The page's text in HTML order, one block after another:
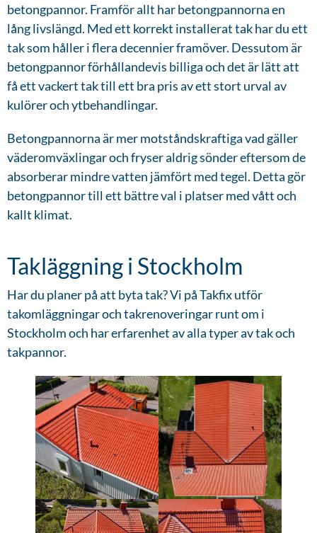
betongpannor. Framför allt har betongpannorna en
lång livslängd. Med ett korrekt installerat tak har du ett
tak som håller i flera decennier framöver. Dessutom är
betongpannor förhållandevis billiga och det är lätt att
få ett vackert tak till ett bra pris av ett stort urval av
kulörer och ytbehandlingar.
Betongpannorna är mer motståndskraftiga vad gäller
väderomväxlingar och fryser aldrig sönder eftersom de
absorberar mindre vatten jämfört med tegel. Detta gör
betongpannor till ett bättre val i platser med vått och
kallt klimat.
Takläggning i Stockholm
Har du planer på att byta tak? Vi på Takfix utför
takomläggningar och takrenoveringar runt om i
Stockholm och har erfarenhet av alla typer av tak och
takpannor.